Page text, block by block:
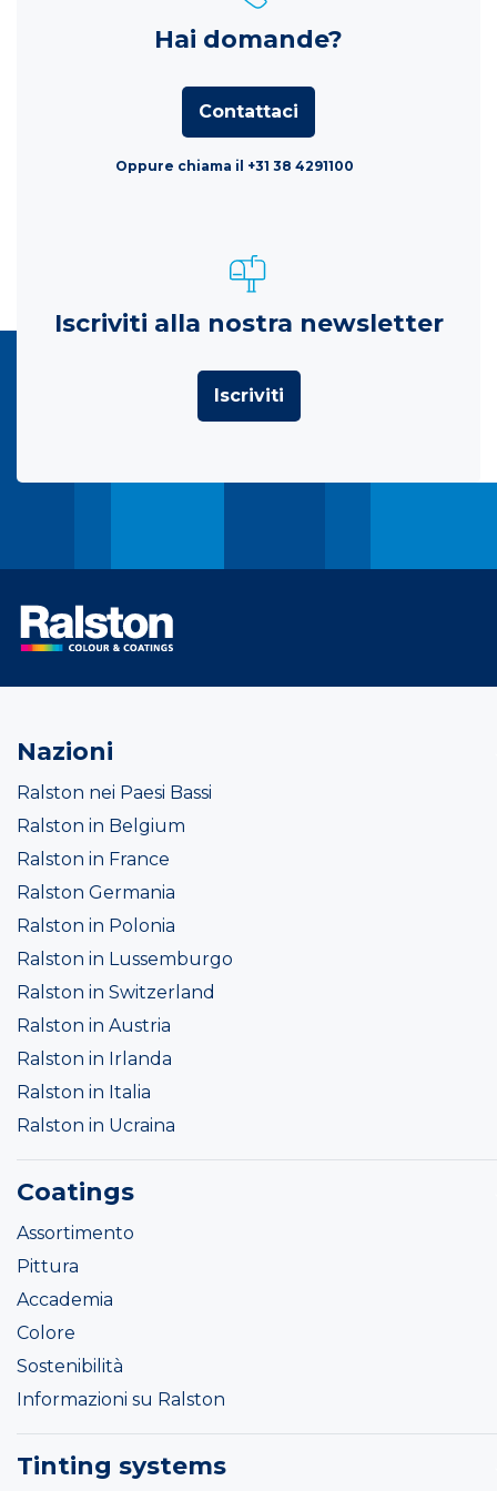
Hai domande?
Contattaci
Oppure chiama il +31 38 4291100
Iscriviti alla nostra newsletter
Iscriviti
Nazioni
Ralston nei Paesi Bassi
Ralston in Belgium
Ralston in France
Ralston Germania
Ralston in Polonia
Ralston in Lussemburgo
Ralston in Switzerland
Ralston in Austria
Ralston in Irlanda
Ralston in Italia
Ralston in Ucraina
Coatings
Assortimento
Pittura
Accademia
Colore
Sostenibilità
Informazioni su Ralston
Tinting systems